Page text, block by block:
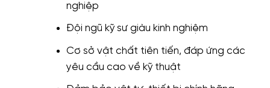
nghiệp
Đội ngũ kỹ sư giàu kinh nghiệm
Cơ sở vật chất tiên tiến, đáp ứng các
yêu cầu cao về kỹ thuật